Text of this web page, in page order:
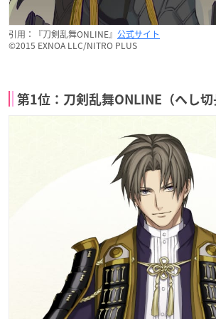
引用：『刀剣乱舞ONLINE』 公式サイト
©2015 EXNOA LLC/NITRO PLUS
第1位：刀剣乱舞ONLINE（へし